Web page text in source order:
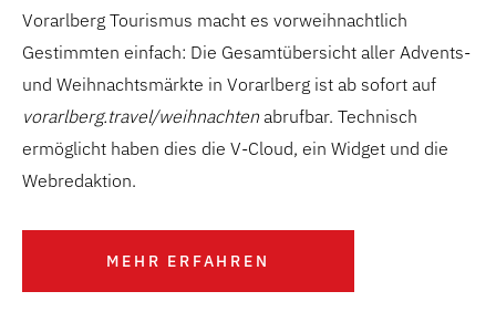
Vorarlberg Tourismus macht es vorweihnachtlich
Gestimmten einfach: Die Gesamtübersicht aller Advents-
und Weihnachtsmärkte in Vorarlberg ist ab sofort auf
vorarlberg.travel/weihnachten abrufbar. Technisch
ermöglicht haben dies die V-Cloud, ein Widget und die
Webredaktion.
MEHR ERFAHREN